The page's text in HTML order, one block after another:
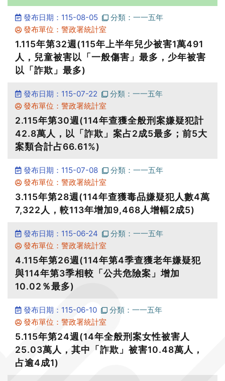
發布日期：115-08-05
分類：一一五年
發布單位：警政署統計室
1.115年第32週(115年上半年兒少被害1萬491
人，兒童被害以「一般傷害」最多，少年被害
以「詐欺」最多)
發布日期：115-07-22
分類：一一五年
發布單位：警政署統計室
2.115年第30週(114年查獲全般刑案嫌疑犯計
42.8萬人，以「詐欺」案占2成5最多；前5大
案類合計占66.61%)
發布日期：115-07-08
分類：一一五年
發布單位：警政署統計室
3.115年第28週(114年查獲毒品嫌疑犯人數4萬
7,322人，較113年增加9,468人增幅2成5)
發布日期：115-06-24
分類：一一五年
發布單位：警政署統計室
4.115年第26週(114年第4季查獲老年嫌疑犯
與114年第3季相較「公共危險案」增加
10.02％最多)
發布日期：115-06-10
分類：一一五年
發布單位：警政署統計室
5.115年第24週(14年全般刑案女性被害人
25.03萬人，其中「詐欺」被害10.48萬人，
占逾4成1)